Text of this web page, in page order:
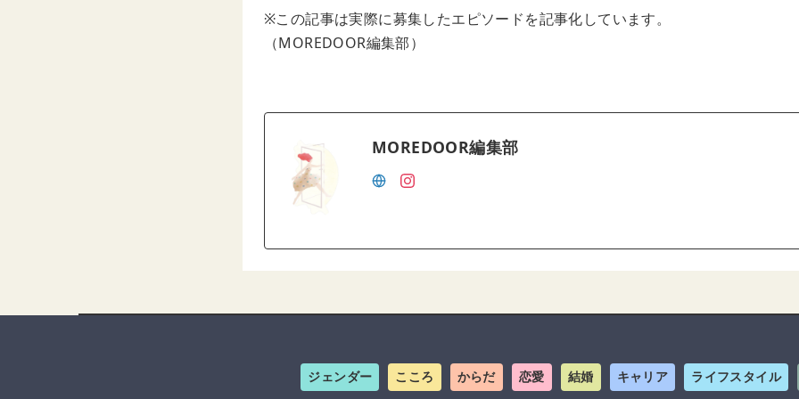
※この記事は実際に募集したエピソードを記事化しています。
（MOREDOOR編集部）
MOREDOOR編集部
ジェンダー こころ からだ 恋愛 結婚 キャリア ライフスタイル